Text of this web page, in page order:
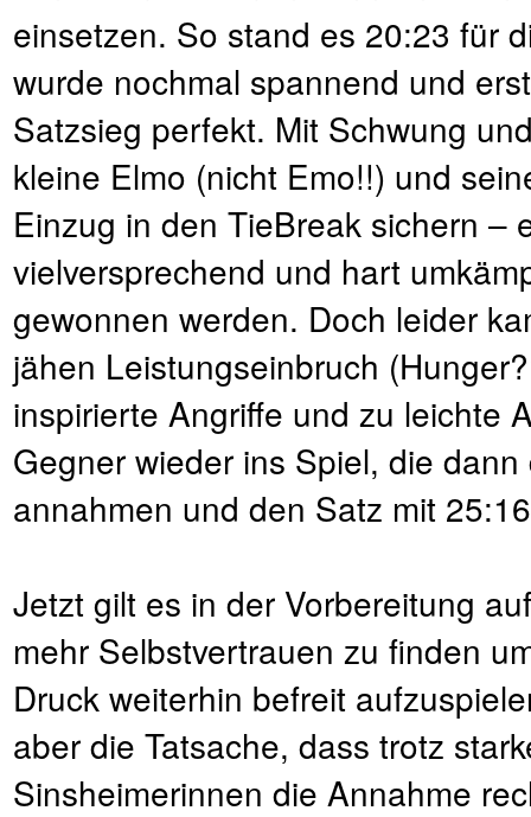
einsetzen. So stand es 20:23 für
wurde nochmal spannend und
Satzsieg perfekt. Mit Schwung
kleine Elmo (nicht Emo!!) und
Einzug in den TieBreak sichern –
vielversprechend und hart
gewonnen werden. Doch leider
jähen Leistungseinbruch
inspirierte Angriffe und zu leichte
Gegner wieder ins Spiel, die
annahmen und den Satz mit
Jetzt gilt es in der Vorbereitung
mehr Selbstvertrauen zu finden
Druck weiterhin befreit
aber die Tatsache, dass trotz
Sinsheimerinnen die Annahme